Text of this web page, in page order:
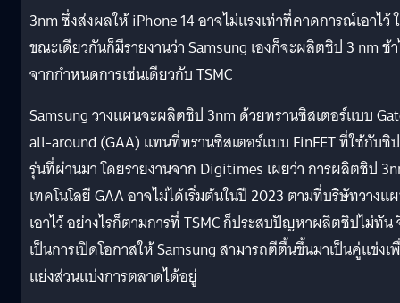
3nm ซึ่งส่งผลให้ iPhone 14 อาจไม่แรงเท่าที่คาดการณ์เอาไว้
ขณะเดียวกันก็มีรายงานว่า Samsung เองก็จะผลิตชิป 3 nm ช้
จากกำหนดการเช่นเดียวกับ TSMC
Samsung วางแผนจะผลิตชิป 3nm ด้วยทรานซิสเตอร์แบบ
all-around (GAA) แทนที่ทรานซิสเตอร์แบบ FinFET ที่ใช้กับชิป
รุ่นที่ผ่านมา โดยรายงานจาก Digitimes เผยว่า การผลิตชิป
เทคโนโลยี GAA อาจไม่ได้เริ่มต้นในปี 2023 ตามที่บริษัทวางแ
เอาไว้ อย่างไรก็ตามการที่ TSMC ก็ประสบปัญหาผลิตชิปไม่ทัน
เป็นการเปิดโอกาสให้ Samsung สามารถตีตื้นขึ้นมาเป็นคู่แข่งเ
แย่งส่วนแบ่งการตลาดได้อยู่